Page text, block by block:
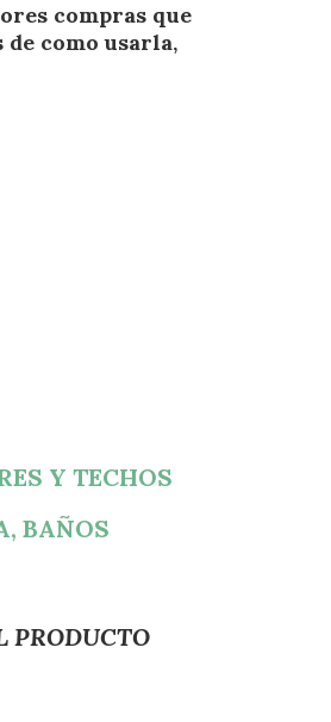
compras que
como usarla,
Y TECHOS
BAÑOS
PRODUCTO